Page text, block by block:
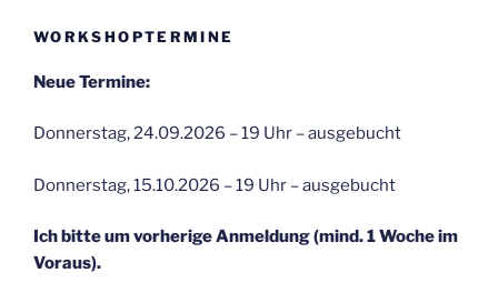
WORKSHOPTERMINE
Neue Termine:
Donnerstag, 24.09.2026 – 19 Uhr – ausgebucht
Donnerstag, 15.10.2026 – 19 Uhr – ausgebucht
Ich bitte um vorherige Anmeldung (mind. 1 Woche im
Voraus).